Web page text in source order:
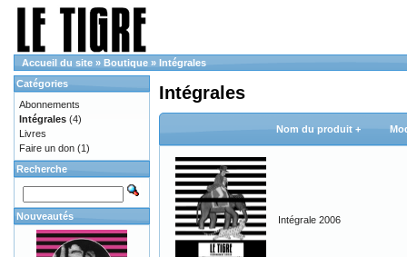
Accueil du site » Boutique » Intégrales
Intégrales
Nom du produit +
Intégrale 2006
Catégories
Abonnements
Intégrales (4)
Livres
Faire un don (1)
Recherche
Nouveautés